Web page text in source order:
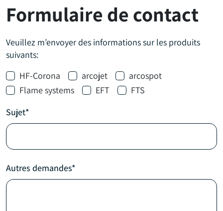
Formulaire de contact
Veuillez m’envoyer des informations sur les produits
suivants:
HF-Corona
arcojet
arcospot
Flame systems
EFT
FTS
Sujet*
Autres demandes*